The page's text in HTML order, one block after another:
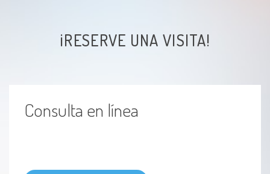
¡RESERVE UNA VISITA!
Consulta en línea